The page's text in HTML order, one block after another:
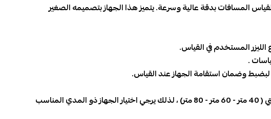
المسافات بدقة عالية وسرعة. يتميز هذا الجهاز بتصميمه الصغير
المستخدم في القياس.
.
وضمان استقامة الجهاز عند القياس.